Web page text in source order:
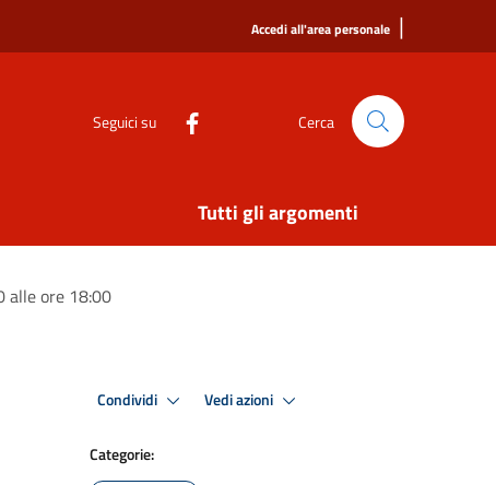
Accedi all'area personale |
Seguici su Cerca
Tutti gli argomenti
alle ore 18:00
Condividi Vedi azioni
Categorie: